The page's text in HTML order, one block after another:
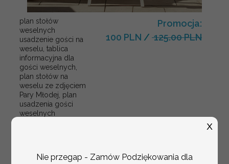
plan stołów
weselnych
usadzenie gości na
weselu, tablica
informacyjna dla
gości weselnych,
plan stołów na
weselu ze zdjęciem
Pary Młodej, plan
usadzenia gości
weselnych
Promocja:
100 PLN / 125.00 PLN
Nie przegap - Zamów Podziękowania dla
X